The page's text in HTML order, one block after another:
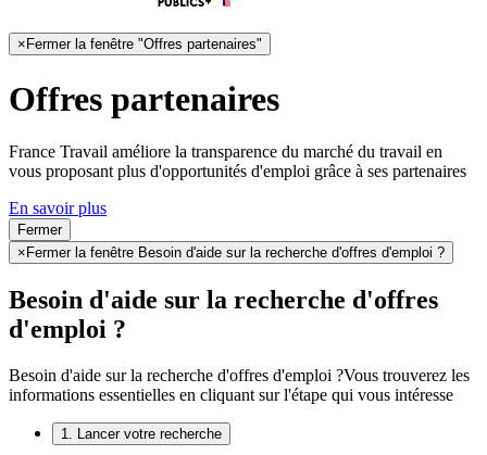
× Fermer la fenêtre "Offres partenaires"
Offres partenaires
France Travail améliore la transparence du marché du travail en
vous proposant plus d'opportunités d'emploi grâce à ses partenaires
En savoir plus
Fermer
× Fermer la fenêtre Besoin d'aide sur la recherche d'offres d'emploi ?
Besoin d'aide sur la recherche d'offres
d'emploi ?
Besoin d'aide sur la recherche d'offres d'emploi ?Vous trouverez les
informations essentielles en cliquant sur l'étape qui vous intéresse
1. Lancer votre recherche